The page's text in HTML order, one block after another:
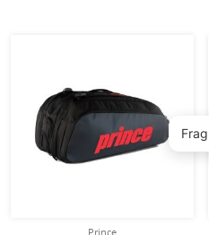
Prince